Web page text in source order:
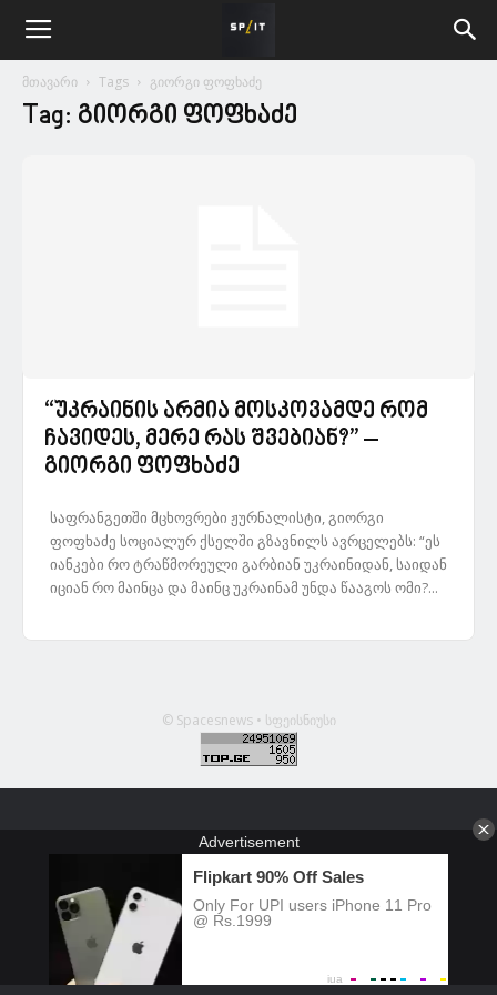
მთავარი Tags გიორგი ფოფხაძე
Tag: გიორგი ფოფხაძე
“უკრაინის არმია მოსკოვამდე რომ
ჩავიდეს, მერე რას შვებიან?” –
გიორგი ფოფხაძე
საფრანგეთში მცხოვრები ჟურნალისტი, გიორგი
ფოფხაძე სოციალურ ქსელში გზავნილს ავრცელებს: “ეს
იანკები რო ტრაწმორეული გარბიან უკრაინიდან, საიდან
იციან რო მაინცა და მაინც უკრაინამ უნდა წააგოს ომი?...
© Spacesnews • სფეისნიუსი